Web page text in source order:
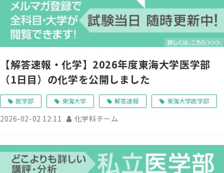
【解答速報・化学】2026年度東海大学医学部
（1日目）の化学を公開しました
医学部 東海大学 解答速報 東海大学医学部
2026-02-02 12:11 化学科チーム